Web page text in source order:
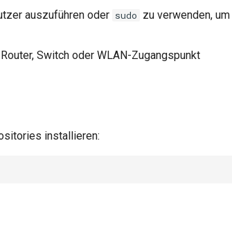
auszuführen oder sudo zu verwenden, um
Switch oder WLAN-Zugangspunkt
installieren: